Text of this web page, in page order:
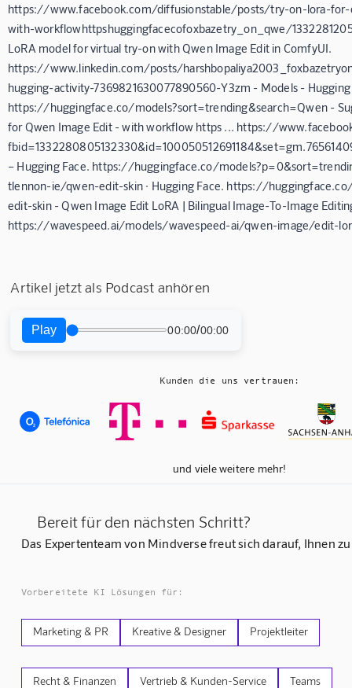
https://www.facebook.com/diffusionstable/posts/try-on-lora-
with-workflowhttpshuggingfacecofoxbazetry_on_qwe/
LoRA model for virtual try-on with Qwen Image Edit in ComfyUI.
https://www.linkedin.com/posts/
hugging-activity-7369821630077890560-Y3zm - Models - Hugging
https://huggingface.co/models?sort=trending&search=Qwen -
for Qwen Image Edit - with workflow https ... https://
– Hugging Face. https://huggingface.co/
tlennon-ie/qwen-edit-skin · Hugging Face. https://
edit-skin - Qwen Image Edit LoRA | Bilingual Image-To-Image
https://wavespeed.ai/models/wavespeed-ai/qwen-image/edit-
Artikel jetzt als Podcast anhören
Play 00:00/00:00
Kunden die uns vertrauen:
und viele weitere mehr!
Bereit für den nächsten Schritt?
Das Expertenteam von Mindverse freut sich darauf, Ihnen
Vorbereitete KI Lösungen für:
Marketing & PR Kreative & Designer Projektleiter
Recht & Finanzen Vertrieb & Kunden-Service Teams